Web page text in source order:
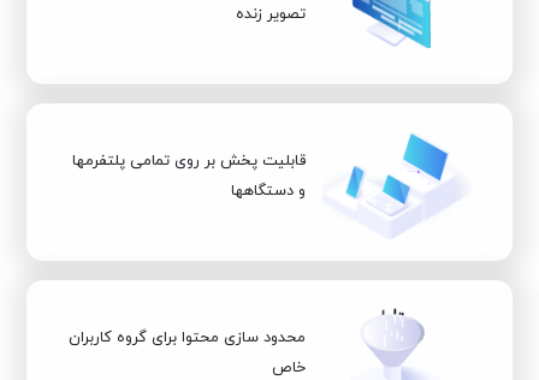
تصویر زنده
قابلیت پخش بر روی تمامی پلتفرمها
و دستگاهها
محدود سازی محتوا برای گروه کاربران
خاص